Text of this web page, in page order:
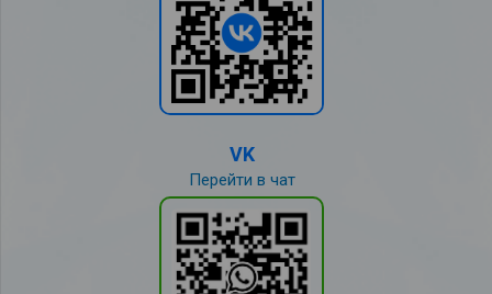
VK
Перейти в чат